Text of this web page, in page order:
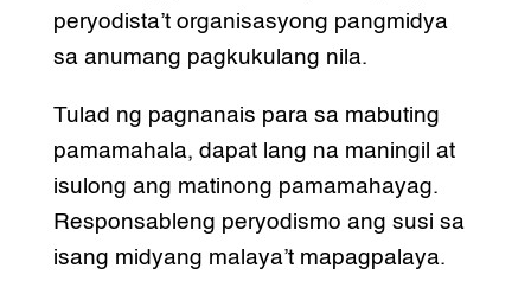
peryodista’t organisasyong pangmidya
sa anumang pagkukulang nila.
Tulad ng pagnanais para sa mabuting
pamamahala, dapat lang na maningil at
isulong ang matinong pamamahayag.
Responsableng peryodismo ang susi sa
isang midyang malaya’t mapagpalaya.